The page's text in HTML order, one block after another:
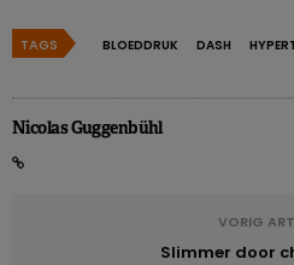
TAGS BLOEDDRUK DASH
Nicolas Guggenbühl
VORIG
Slimmer door